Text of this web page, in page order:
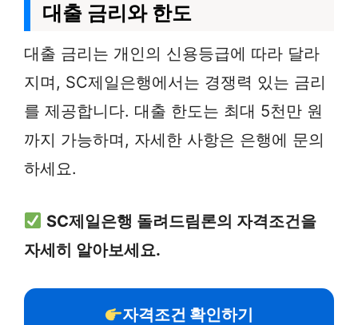
대출 금리와 한도
대출 금리는 개인의 신용등급에 따라 달라
지며, SC제일은행에서는 경쟁력 있는 금리
를 제공합니다. 대출 한도는 최대 5천만 원
까지 가능하며, 자세한 사항은 은행에 문의
하세요.
SC제일은행 돌려드림론의 자격조건을
자세히 알아보세요.
자격조건 확인하기